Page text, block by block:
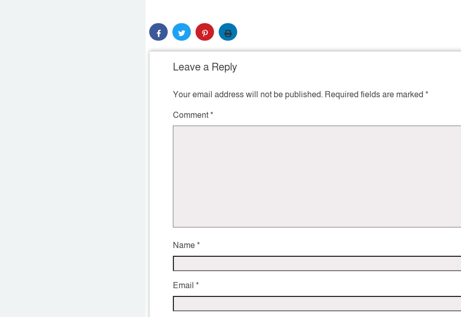
Leave a Reply
Your email address will not be published. Required fields are marked *
Comment*
Name*
Email *